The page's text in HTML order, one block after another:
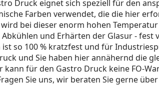
Druck eignet sich speziell für den
Farben verwendet, die die hier
bei dieser enorm hohen
und Erhärten der Glasur - fest
so 100 % kratzfest und für
und Sie haben hier annähernd die
für den Gastro Druck keine FO-
Sie uns, wir beraten Sie gerne